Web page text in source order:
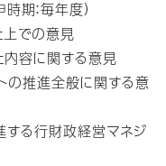
期：毎年度）
上での意見
内容に関する意見
の推進全般に関する意
する行財政経営マネジ